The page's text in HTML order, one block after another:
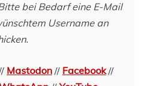
bei Bedarf eine E-Mail
Username an
Mastodon // Facebook//